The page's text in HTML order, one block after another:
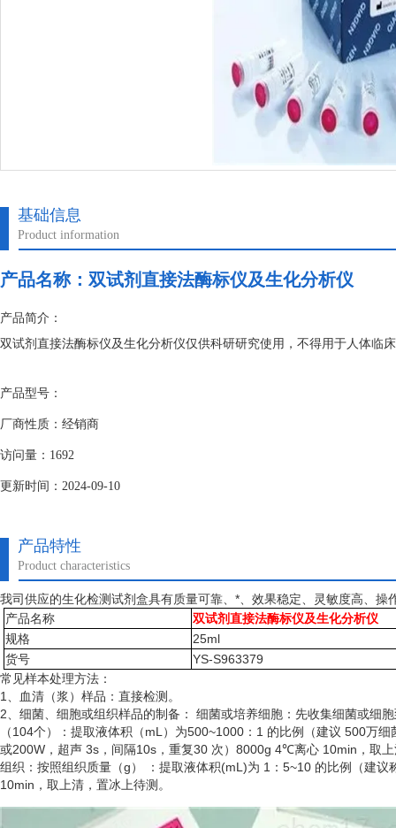
基础信息
Product information
产品名称： 双试剂直接法酶标仪及生化分析仪
产品简介：
双试剂直接法酶标仪及生化分析仪仅供科研研究使用，不得用于人体临
产品型号：
厂商性质：经销商
访问量：1692
更新时间：2024-09-10
产品特性
Product characteristics
我司供应的生化检测试剂盒具有质量可靠、*、效果稳定、灵敏度高、操
产品名称
双试剂直接法酶标仪及生化分析仪
规格
25ml
货号
YS-S963379
常见样本处理方法：
1、血清（浆）样品：直接检测。
2、细菌、细胞或组织样品的制备： 细菌或培养细胞：先收集细菌或细
（104个）：提取液体积（mL）为500~1000：1 的比例（建议 500万
或200W，超声 3s，间隔10s，重复30 次）8000g 4℃离心 10min，取
组织：按照组织质量（g） ：提取液体积(mL)为 1：5~10 的比例（建
10min，取上清，置冰上待测。